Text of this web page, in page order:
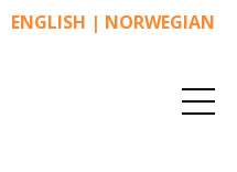
ENGLISH | NORWEGIAN